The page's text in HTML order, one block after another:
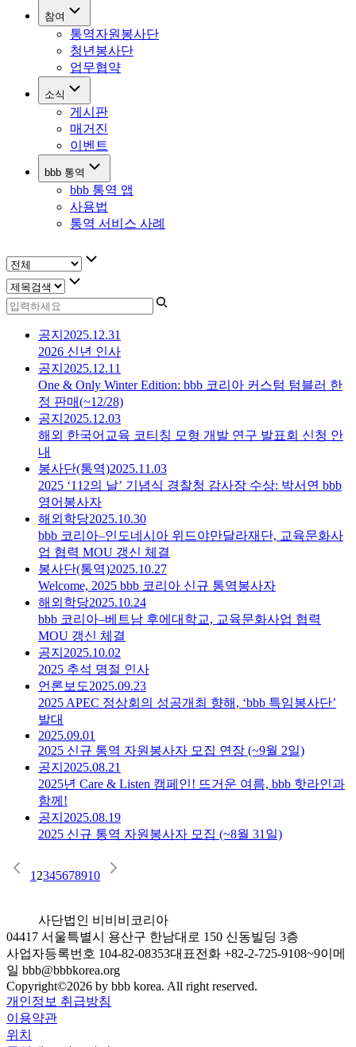
참여
통역자원봉사단
청년봉사단
업무협약
소식
게시판
매거진
이벤트
bbb 통역
bbb 통역 앱
사용법
통역 서비스 사례
공지 2025.12.31
2026 신년 인사
공지 2025.12.11
One & Only Winter Edition: bbb 코리아 커스텀 텀블러 한
정 판매(~12/28)
공지 2025.12.03
해외 한국어교육 코티칭 모형 개발 연구 발표회 신청 안
내
봉사단(통역)2025.11.03
2025 ‘112의 날’ 기념식 경찰청 감사장 수상: 박서연 bbb
영어봉사자
해외학당2025.10.30
bbb 코리아–인도네시아 위드야만달라재단, 교육문화사
업 협력 MOU 갱신 체결
봉사단(통역)2025.10.27
Welcome, 2025 bbb 코리아 신규 통역봉사자
해외학당2025.10.24
bbb 코리아–베트남 후에대학교, 교육문화사업 협력
MOU 갱신 체결
공지 2025.10.02
2025 추석 명절 인사
언론보도2025.09.23
2025 APEC 정상회의 성공개최 향해, ‘bbb 특임봉사단’
발대
2025.09.01
2025 신규 통역 자원봉사자 모집 연장 (~9월 2일)
공지 2025.08.21
2025년 Care & Listen 캠페인! 뜨거운 여름, bbb 핫라인과
함께!
공지 2025.08.19
2025 신규 통역 자원봉사자 모집 (~8월 31일)
1 2345678910
사단법인 비비비코리아
04417 서울특별시 용산구 한남대로 150 신동빌딩 3층
사업자등록번호 104-82-08353대표전화 +82-2-725-9108~9이메
일 bbb@bbbkorea.org
Copyright©2026 by bbb korea. All right reserved.
개인정보 취급방침
이용약관
위치